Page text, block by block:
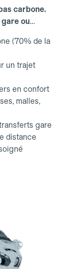
carbone.
ou
(70% de la
un trajet
en confort
malles,
gare
distance